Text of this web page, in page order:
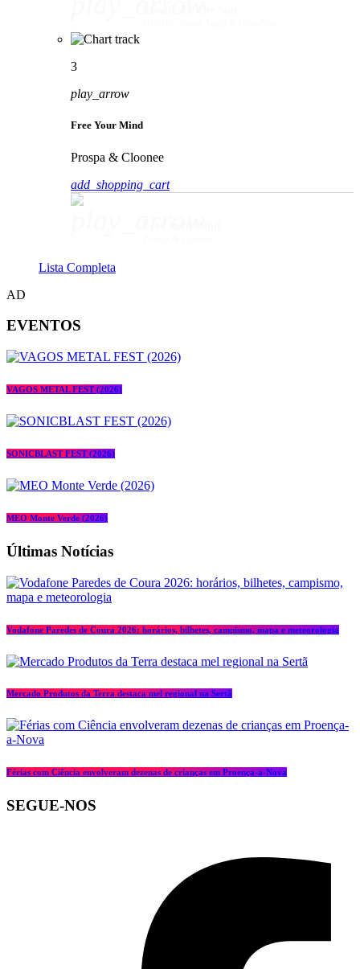
3
play_arrow
Free Your Mind
Prospa & Cloonee
add_shopping_cart
Lista Completa
AD
EVENTOS
VAGOS METAL FEST (2026)
SONICBLAST FEST (2026)
MEO Monte Verde (2026)
Últimas Notícias
Vodafone Paredes de Coura 2026: horários, bilhetes, campismo, mapa e meteorologia
Mercado Produtos da Terra destaca mel regional na Sertã
Férias com Ciência envolveram dezenas de crianças em Proença-a-Nova
SEGUE-NOS